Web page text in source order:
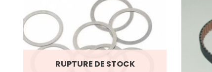
RUPTURE DE STOCK